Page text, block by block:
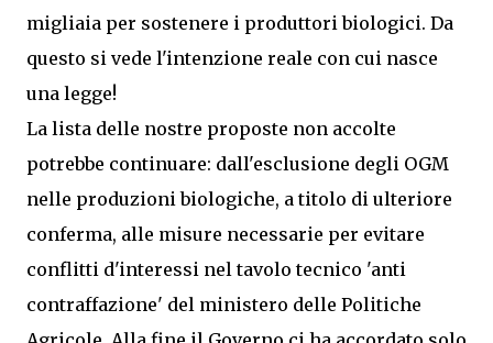
migliaia per sostenere i produttori biologici. Da
questo si vede l'intenzione reale con cui nasce
una legge!
La lista delle nostre proposte non accolte
potrebbe continuare: dall'esclusione degli OGM
nelle produzioni biologiche, a titolo di ulteriore
conferma, alle misure necessarie per evitare
conflitti d'interessi nel tavolo tecnico 'anti
contraffazione' del ministero delle Politiche